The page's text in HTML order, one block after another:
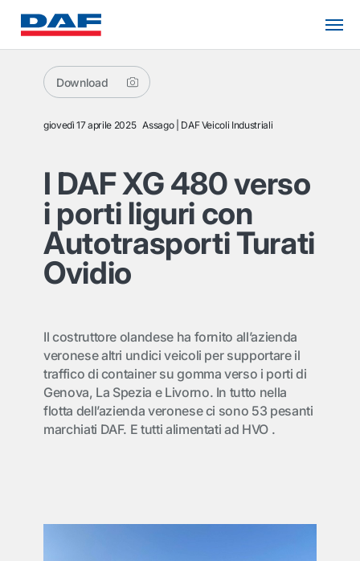
Download
giovedì 17 aprile 2025 Assago DAF Veicoli Industriali
I DAF XG 480 verso
i porti liguri con
Autotrasporti Turati
Ovidio
Il costruttore olandese ha fornito all’azienda
veronese altri undici veicoli per supportare il
traffico di container su gomma verso i porti di
Genova, La Spezia e Livorno. In tutto nella
flotta dell’azienda veronese ci sono 53 pesanti
marchiati DAF. E tutti alimentati ad HVO .